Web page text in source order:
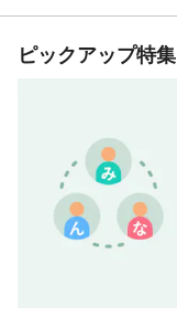
ピックアップ特集